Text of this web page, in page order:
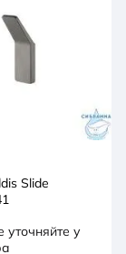
Slide
уточняйте у